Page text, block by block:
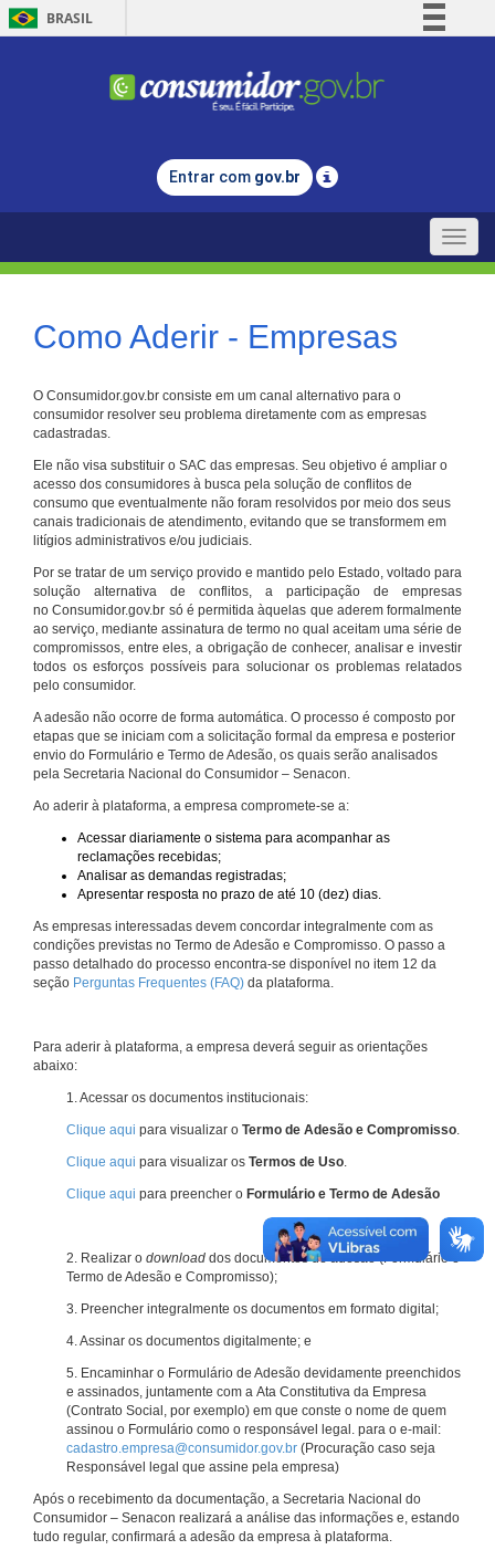
BRASIL
Comunica BR
Legislação
Entrar com gov.br
Toggle
Como Aderir - Empresas
O Consumidor.gov.br consiste em um canal alternativo para o
consumidor resolver seu problema diretamente com as empresas
cadastradas.
Ele não visa substituir o SAC das empresas. Seu objetivo é ampliar o
acesso dos consumidores à busca pela solução de conflitos de
consumo que eventualmente não foram resolvidos por meio dos seus
canais tradicionais de atendimento, evitando que se transformem em
litígios administrativos e/ou judiciais.
Por se tratar de um serviço provido e mantido pelo Estado, voltado para
solução alternativa de conflitos, a participação de empresas
no Consumidor.gov.br só é permitida àquelas que aderem formalmente
ao serviço, mediante assinatura de termo no qual aceitam uma série de
compromissos, entre eles, a obrigação de conhecer, analisar e investir
todos os esforços possíveis para solucionar os problemas relatados
pelo consumidor.
A adesão não ocorre de forma automática. O processo é composto por
etapas que se iniciam com a solicitação formal da empresa e posterior
envio do Formulário e Termo de Adesão, os quais serão analisados
pela Secretaria Nacional do Consumidor – Senacon.
Ao aderir à plataforma, a empresa compromete-se a:
Acessar diariamente o sistema para acompanhar as
reclamações recebidas;
Analisar as demandas registradas;
Apresentar resposta no prazo de até 10 (dez) dias.
As empresas interessadas devem concordar integralmente com as
condições previstas no Termo de Adesão e Compromisso. O passo a
passo detalhado do processo encontra-se disponível no item 12 da
seção Perguntas Frequentes (FAQ) da plataforma.
Para aderir à plataforma, a empresa deverá seguir as orientações
abaixo:
1. Acessar os documentos institucionais:
Clique aqui para visualizar o Termo de Adesão e Compromisso.
Clique aqui para visualizar os Termos de Uso.
Clique aqui para preencher o Formulário e Termo de Adesão
2. Realizar o download dos documentos de adesão (Formulário e
Termo de Adesão e Compromisso);
3. Preencher integralmente os documentos em formato digital;
4. Assinar os documentos digitalmente; e
5. Encaminhar o Formulário de Adesão devidamente preenchidos
e assinados, juntamente com a Ata Constitutiva da Empresa
(Contrato Social, por exemplo) em que conste o nome de quem
assinou o Formulário como o responsável legal. para o e-mail:
cadastro.empresa@consumidor.gov.br (Procuração caso seja
Responsável legal que assine pela empresa)
Após o recebimento da documentação, a Secretaria Nacional do
Consumidor – Senacon realizará a análise das informações e, estando
tudo regular, confirmará a adesão da empresa à plataforma.